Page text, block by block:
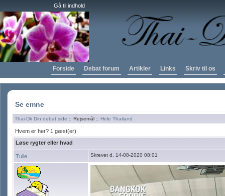
Gå til indhold
Forside Debat forum Artikler Links Skriv til os
Se emne
Thai-Dk Din debat side :: Rejsemål :: Hele Thailand
Hvem er her? 1 gæst(er)
Løse rygter eller hvad
Tulle Skrevet d. 14-08-2020 08:01